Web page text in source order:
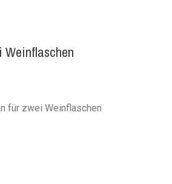
Weinflaschen
für zwei Weinflaschen